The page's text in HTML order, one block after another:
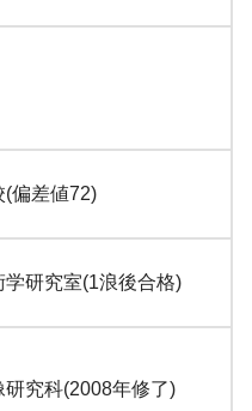
(偏差値72)
研究室(1浪後合格)
究科(2008年修了)